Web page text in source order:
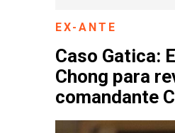
EX-ANTE
Caso Gatica:
Chong para
comandante